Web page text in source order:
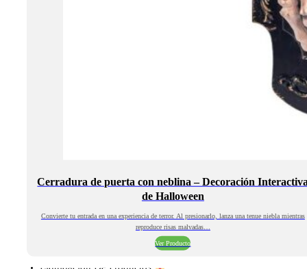
Cerradura de puerta con neblina – Decoración
de Halloween
Convierte tu entrada en una experiencia de terror. Al presionarlo, lanza una tenue niebla mientras
reproduce risas malvadas…
Ver Producto
Liquidación De Productos